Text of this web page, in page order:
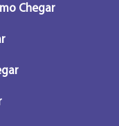
Chegar